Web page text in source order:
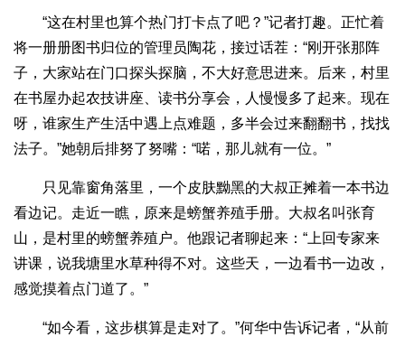
“这在村里也算个热门打卡点了吧？”记者打趣。正忙着
将一册册图书归位的管理员陶花，接过话茬：“刚开张那阵
子，大家站在门口探头探脑，不大好意思进来。后来，村里
在书屋办起农技讲座、读书分享会，人慢慢多了起来。现在
呀，谁家生产生活中遇上点难题，多半会过来翻翻书，找找
法子。”她朝后排努了努嘴：“喏，那儿就有一位。”
只见靠窗角落里，一个皮肤黝黑的大叔正摊着一本书边
看边记。走近一瞧，原来是螃蟹养殖手册。大叔名叫张育
山，是村里的螃蟹养殖户。他跟记者聊起来：“上回专家来
讲课，说我塘里水草种得不对。这些天，一边看书一边改，
感觉摸着点门道了。”
“如今看，这步棋算是走对了。”何华中告诉记者，“从前